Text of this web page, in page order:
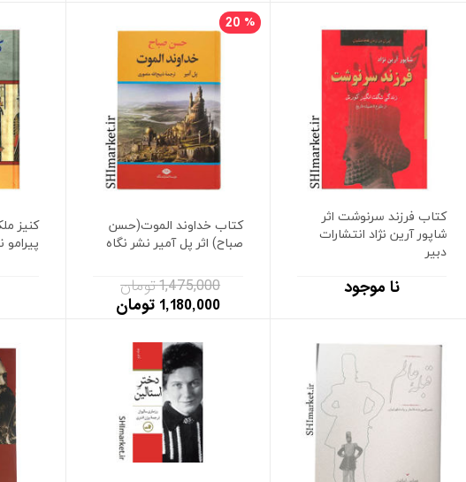
کتاب فرزند سرنوشت اثر
شاپور آرین نژاد انتشارات
دبیر
نا موجود
کتاب خداوند الموت(حسن
صباح) اثر پل آمیر نشر نگاه
20 %
1,475,000 تومان
1,180,000 تومان
کنیز
پیرامو